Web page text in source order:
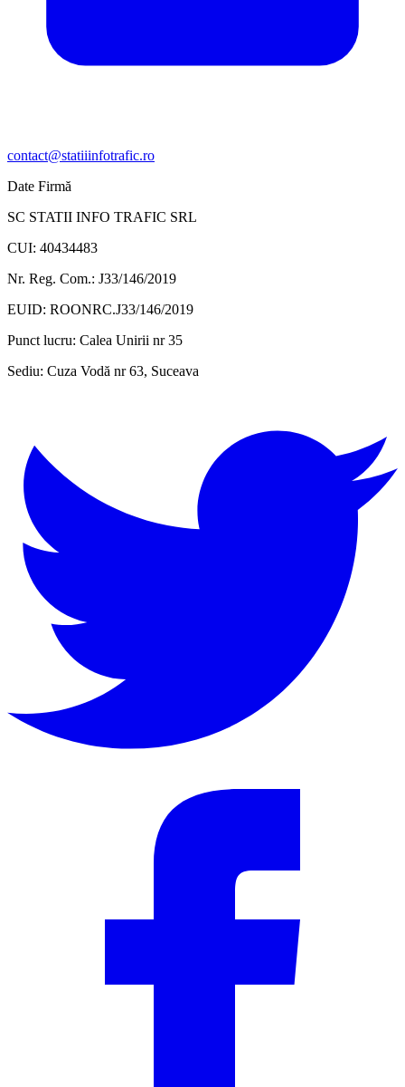
contact@statiiinfotrafic.ro
Date Firmă
SC STATII INFO TRAFIC SRL
CUI: 40434483
Nr. Reg. Com.: J33/146/2019
EUID: ROONRC.J33/146/2019
Punct lucru: Calea Unirii nr 35
Sediu: Cuza Vodă nr 63, Suceava